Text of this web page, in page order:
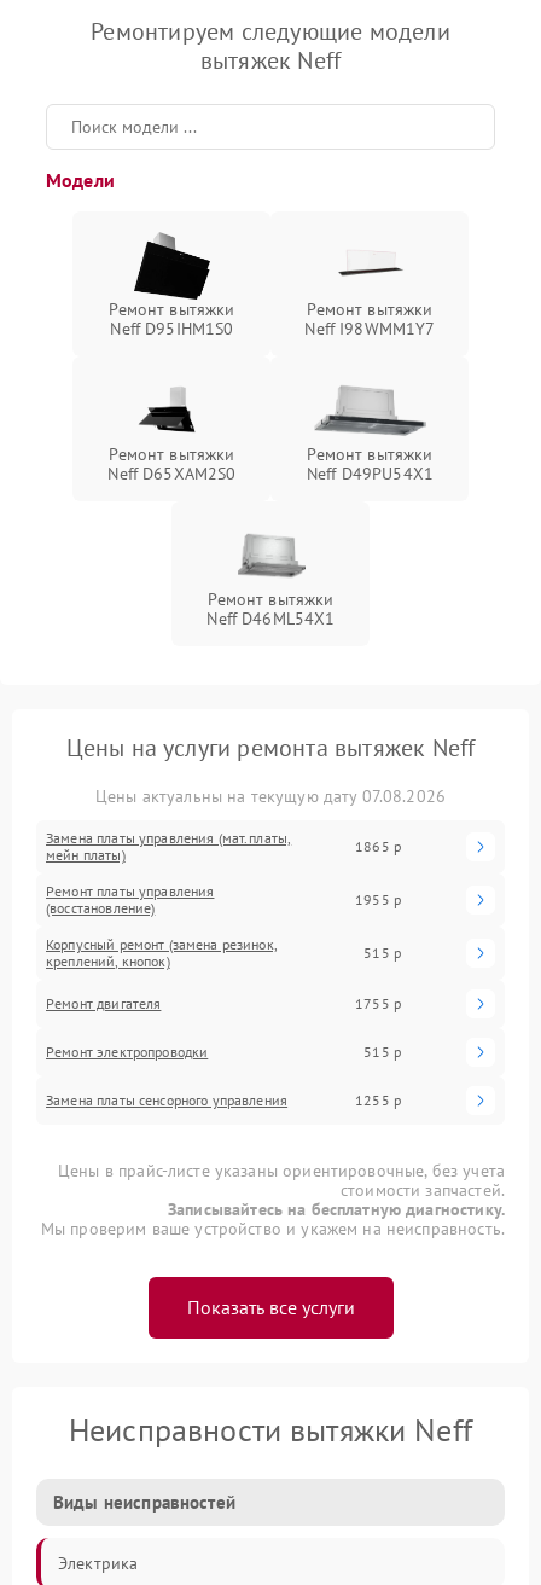
Ремонтируем следующие модели
вытяжек Neff
Модели
Ремонт вытяжки
Neff D95IHM1S0
Ремонт вытяжки
Neff I98WMM1Y7
Ремонт вытяжки
Neff D65XAM2S0
Ремонт вытяжки
Neff D49PU54X1
Ремонт вытяжки
Neff D46ML54X1
Цены на услуги ремонта вытяжек Neff
Цены актуальны на текущую дату 07.08.2026
Замена платы управления (мат.платы,
мейн платы)
1865 р
Ремонт платы управления
(восстановление)
1955 р
Корпусный ремонт (замена резинок,
креплений, кнопок)
515 р
Ремонт двигателя 1755 р
Ремонт электропроводки 515 р
Замена платы сенсорного управления 1255 р
Цены в прайс-листе указаны ориентировочные, без учета
стоимости запчастей.
Записывайтесь на бесплатную диагностику.
Мы проверим ваше устройство и укажем на неисправность.
Показать все услуги
Неисправности вытяжки Neff
Виды неисправностей
Электрика